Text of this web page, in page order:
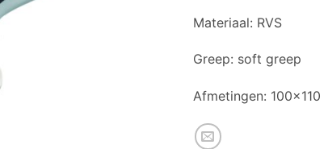
Materiaal: RVS
Greep: soft greep
Afmetingen: 100×110